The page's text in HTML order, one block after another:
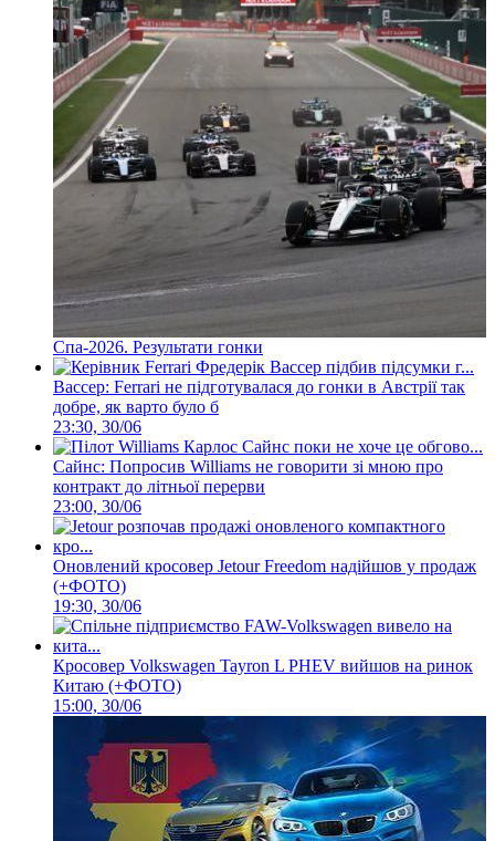
Спа-2026. Результати гонки
Вассер: Ferrari не підготувалася до гонки в Австрії так
добре, як варто було б
23:30, 30/06
Сайнс: Попросив Williams не говорити зі мною про
контракт до літньої перерви
23:00, 30/06
Оновлений кросовер Jetour Freedom надійшов у продаж
(+ФОТО)
19:30, 30/06
Кросовер Volkswagen Tayron L PHEV вийшов на ринок
Китаю (+ФОТО)
15:00, 30/06